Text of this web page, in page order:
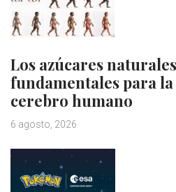
Los azúcares
fundamentales para
cerebro humano
6 agosto, 2026